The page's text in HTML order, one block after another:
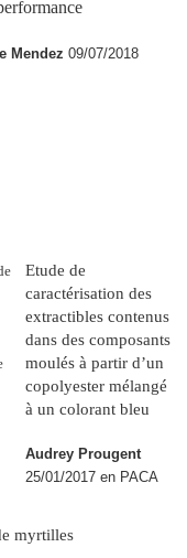
Mendez 09/07/2018
Etude de
caractérisation des
extractibles contenus
dans des composants
moulés à partir d’un
copolyester mélangé
à un colorant bleu
Audrey Prougent
25/01/2017 en PACA
myrtilles